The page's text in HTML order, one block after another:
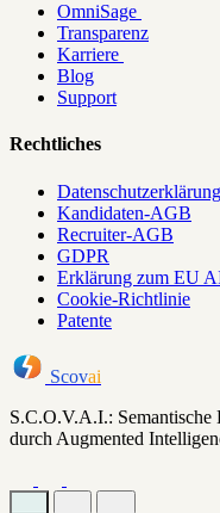
OmniSage
Transparenz
Karriere
Blog
Support
Rechtliches
Datenschutzerklärung
Kandidaten-AGB
Recruiter-AGB
GDPR
Erklärung zum EU
Cookie-Richtlinie
Patente
Scovai
S.C.O.V.A.I.:
durch Augmented